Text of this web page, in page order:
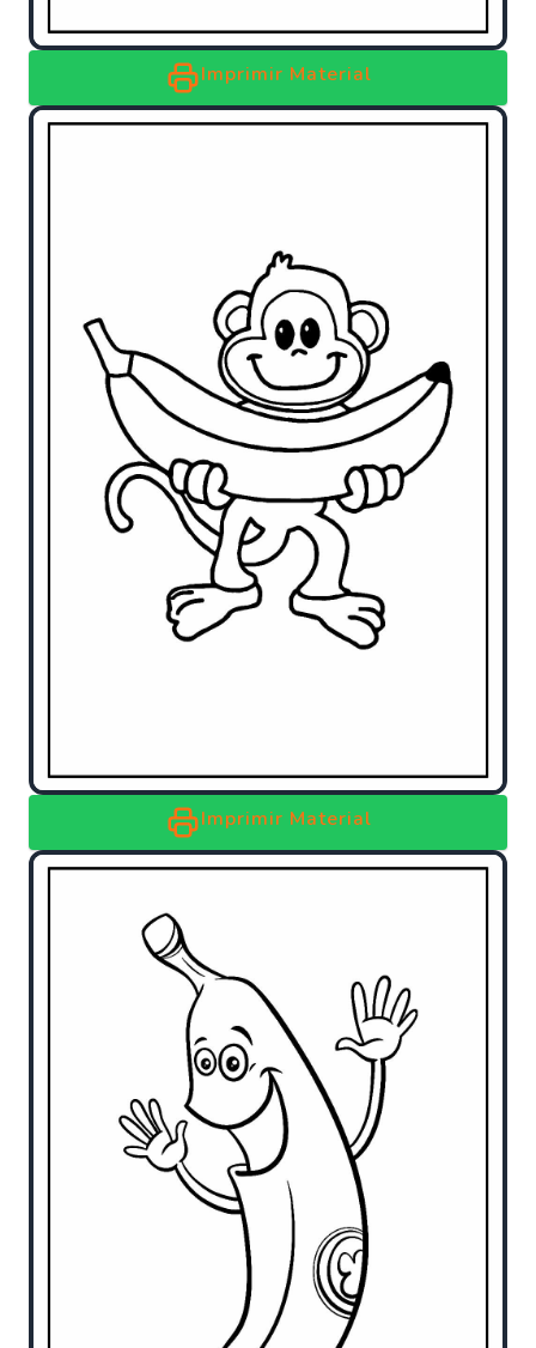
Imprimir Material
Imprimir Material